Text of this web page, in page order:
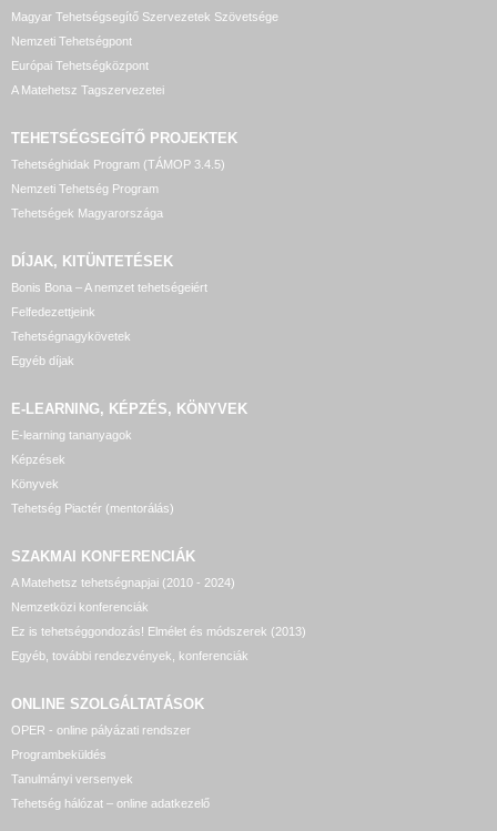
Magyar Tehetségsegítő Szervezetek Szövetsége
Nemzeti Tehetségpont
Európai Tehetségközpont
A Matehetsz Tagszervezetei
TEHETSÉGSEGÍTŐ PROJEKTEK
Tehetséghidak Program (TÁMOP 3.4.5)
Nemzeti Tehetség Program
Tehetségek Magyarországa
DÍJAK, KITÜNTETÉSEK
Bonis Bona – A nemzet tehetségeiért
Felfedezettjeink
Tehetségnagykövetek
Egyéb díjak
E-LEARNING, KÉPZÉS, KÖNYVEK
E-learning tananyagok
Képzések
Könyvek
Tehetség Piactér (mentorálás)
SZAKMAI KONFERENCIÁK
A Matehetsz tehetségnapjai (2010 - 2024)
Nemzetközi konferenciák
Ez is tehetséggondozás! Elmélet és módszerek (2013)
Egyéb, további rendezvények, konferenciák
ONLINE SZOLGÁLTATÁSOK
OPER - online pályázati rendszer
Programbeküldés
Tanulmányi versenyek
Tehetség hálózat – online adatkezelő